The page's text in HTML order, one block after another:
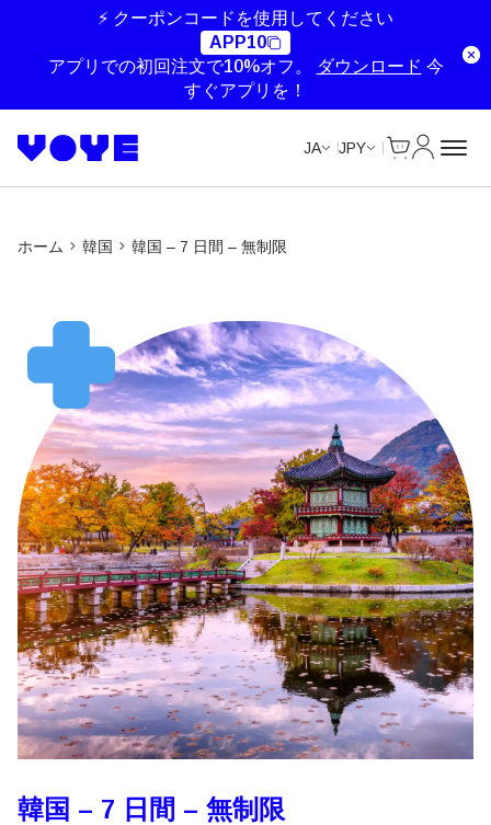
⚡ クーポンコードを使用してください
APP10
アプリでの初回注文で10%オフ。
ダウンロード 今
すぐアプリを！
JA JPY
ホーム 韓国 韓国 – 7 日間 – 無制限
韓国 – 7 日間 – 無制限
Unlimited Data
Unlimited Data
Unlimited Data